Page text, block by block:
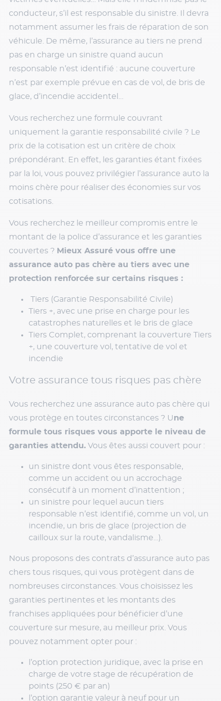
conducteur, s’il est responsable du sinistre. Il devra
notamment assumer les frais de réparation de son
véhicule. De même, l’assurance au tiers ne prend
pas en charge un sinistre quand aucun
responsable n’est identifié : aucune couverture
n’est par exemple prévue en cas de vol, de bris de
glace, d’incendie accidentel…
Vous recherchez une formule couvrant
uniquement la garantie responsabilité civile ? Le
prix de la cotisation est un critère de choix
prépondérant. En effet, les garanties étant fixées
par la loi, vous pouvez privilégier l’assurance auto la
moins chère pour réaliser des économies sur vos
cotisations.
Vous recherchez le meilleur compromis entre le
montant de la police d’assurance et les garanties
couvertes ? Mieux Assuré vous offre une
assurance auto pas chère au tiers avec une
protection renforcée sur certains risques :
Tiers (Garantie Responsabilité Civile)
Tiers +, avec une prise en charge pour les
catastrophes naturelles et le bris de glace
Tiers Complet, comprenant la couverture Tiers
+, une couverture vol, tentative de vol et
incendie
Votre assurance tous risques pas chère
Vous recherchez une assurance auto pas chère qui
vous protège en toutes circonstances ? Une
formule tous risques vous apporte le niveau de
garanties attendu. Vous êtes aussi couvert pour :
un sinistre dont vous êtes responsable,
comme un accident ou un accrochage
consécutif à un moment d’inattention ;
un sinistre pour lequel aucun tiers
responsable n’est identifié, comme un vol, un
incendie, un bris de glace (projection de
cailloux sur la route, vandalisme…).
Nous proposons des contrats d’assurance auto pas
chers tous risques, qui vous protègent dans de
nombreuses circonstances. Vous choisissez les
garanties pertinentes et les montants des
franchises appliquées pour bénéficier d’une
couverture sur mesure, au meilleur prix. Vous
pouvez notamment opter pour :
l’option protection juridique, avec la prise en
charge de votre stage de récupération de
points (250 € par an)
l’option garantie valeur à neuf pour un